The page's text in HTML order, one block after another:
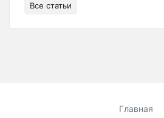
Все статьи
Главная